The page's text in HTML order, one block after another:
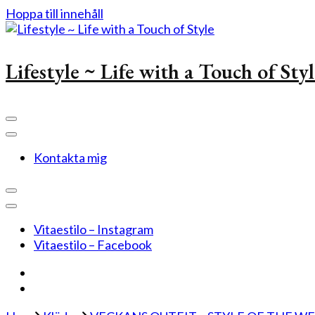
Hoppa till innehåll
Lifestyle ~ Life with a Touch of
Kontakta mig
Vitaestilo – Instagram
Vitaestilo – Facebook